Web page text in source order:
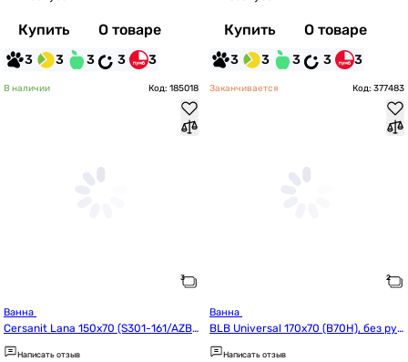
Купить О товаре
3 3 3 3 3
Купить О товаре
3 3 3 3 3
В наличии Код: 185018
Cersanit Lana 150x70 (S301-161/AZB
R1001641943)
Написать отзыв
Заканчивается Код: 377483
BLB Universal 170x70 (B70H), без руч
ек
Написать отзыв